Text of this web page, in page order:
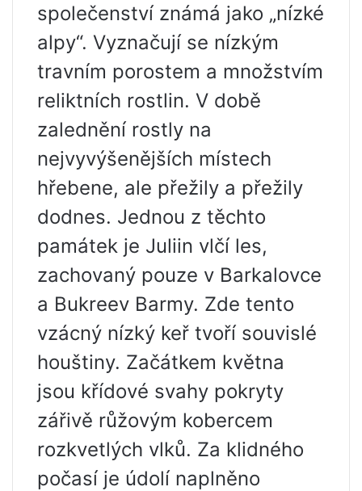
společenství známá jako „nízké
alpy“. Vyznačují se nízkým
travním porostem a množstvím
reliktních rostlin. V době
zalednění rostly na
nejvyvýšenějších místech
hřebene, ale přežily a přežily
dodnes. Jednou z těchto
památek je Juliin vlčí les,
zachovaný pouze v Barkalovce
a Bukreev Barmy. Zde tento
vzácný nízký keř tvoří souvislé
houštiny. Začátkem května
jsou křídové svahy pokryty
zářivě růžovým kobercem
rozkvetlých vlků. Za klidného
počasí je údolí naplněno